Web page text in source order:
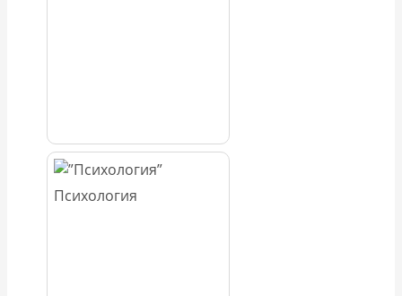
Психология